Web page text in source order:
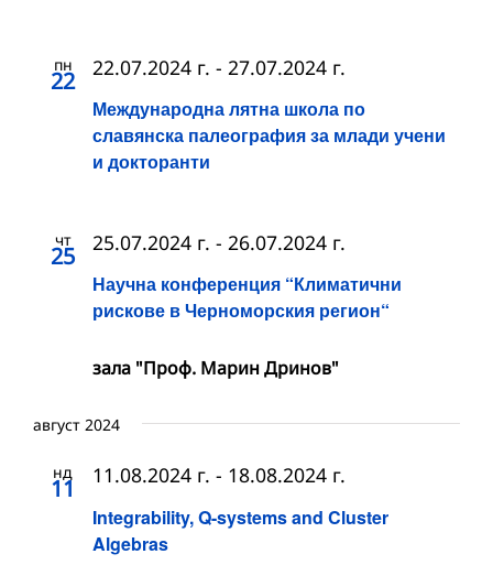
пн
22
Международна лятна школа по
славянска палеография за млади учени
и докторанти
22.07.2024 г. - 27.07.2024 г.
чт
25
Научна конференция “Климатични
рискове в Черноморския регион“
25.07.2024 г. - 26.07.2024 г.
зала "Проф. Марин Дринов"
август 2024
нд
11
Integrability, Q-systems and Cluster
Algebras
11.08.2024 г. - 18.08.2024 г.